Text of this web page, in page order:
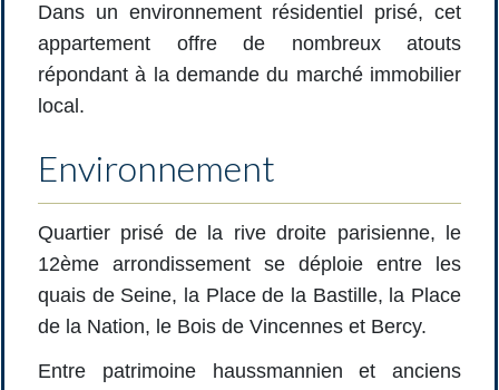
Dans un environnement résidentiel prisé, cet
appartement offre de nombreux atouts
répondant à la demande du marché immobilier
local.
Environnement
Quartier prisé de la rive droite parisienne, le
12ème arrondissement se déploie entre les
quais de Seine, la Place de la Bastille, la Place
de la Nation, le Bois de Vincennes et Bercy.
Entre patrimoine haussmannien et anciens